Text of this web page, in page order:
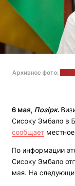
Архивное фото:
6 мая, Позірк.
Сисоку Эмбало в
сообщает
По информации
Сисоку Эмбало
мая. На